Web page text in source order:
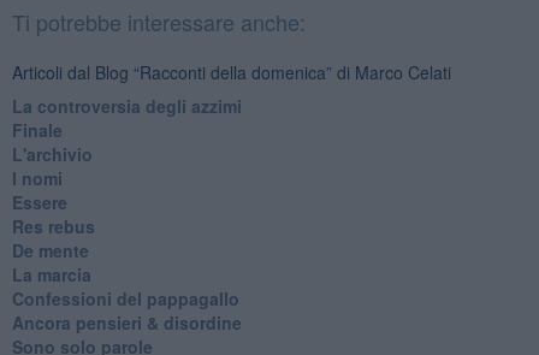
Ti potrebbe interessare anche:
Articoli dal Blog “Racconti della domenica” di Marco Celati
La controversia degli azzimi
Finale
L'archivio
I nomi
Essere
Res rebus
De mente
La marcia
Confessioni del pappagallo
Ancora pensieri & disordine
Sono solo parole